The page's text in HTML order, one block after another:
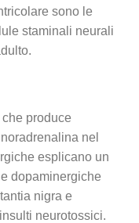
sono le
staminali neurali
produce
nel
esplicano un
dopaminergiche
nigra e
neurotossici.